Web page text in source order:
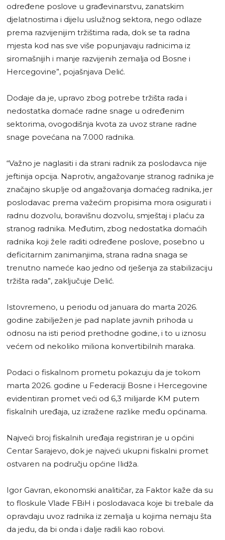
određene poslove u građevinarstvu, zanatskim
djelatnostima i dijelu uslužnog sektora, nego odlaze
prema razvijenijim tržištima rada, dok se ta radna
mjesta kod nas sve više popunjavaju radnicima iz
siromašnijih i manje razvijenih zemalja od Bosne i
Hercegovine”, pojašnjava Delić.
Dodaje da je, upravo zbog potrebe tržišta rada i
nedostatka domaće radne snage u određenim
sektorima, ovogodišnja kvota za uvoz strane radne
snage povećana na 7.000 radnika.
“Važno je naglasiti i da strani radnik za poslodavca nije
jeftinija opcija. Naprotiv, angažovanje stranog radnika je
značajno skuplje od angažovanja domaćeg radnika, jer
poslodavac prema važećim propisima mora osigurati i
radnu dozvolu, boravišnu dozvolu, smještaj i plaću za
stranog radnika. Međutim, zbog nedostatka domaćih
radnika koji žele raditi određene poslove, posebno u
deficitarnim zanimanjima, strana radna snaga se
trenutno nameće kao jedno od rješenja za stabilizaciju
tržišta rada”, zaključuje Delić.
Istovremeno, u periodu od januara do marta 2026.
godine zabilježen je pad naplate javnih prihoda u
odnosu na isti period prethodne godine, i to u iznosu
većem od nekoliko miliona konvertibilnih maraka.
Podaci o fiskalnom prometu pokazuju da je tokom
marta 2026. godine u Federaciji Bosne i Hercegovine
evidentiran promet veći od 6,3 milijarde KM putem
fiskalnih uređaja, uz izražene razlike među općinama.
Najveći broj fiskalnih uređaja registriran je u općini
Centar Sarajevo, dok je najveći ukupni fiskalni promet
ostvaren na području općine Ilidža.
Igor Gavran, ekonomski analitičar, za Faktor kaže da su
to floskule Vlade FBiH i poslodavaca koje bi trebale da
opravdaju uvoz radnika iz zemalja u kojima nemaju šta
da jedu, da bi onda i dalje radili kao robovi.